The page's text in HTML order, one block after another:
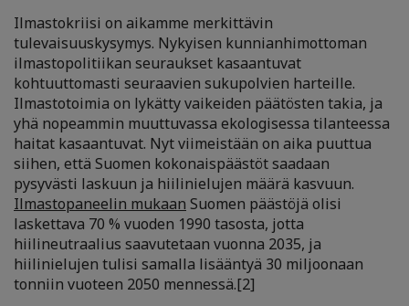
Ilmastokriisi on aikamme merkittävin
tulevaisuuskysymys. Nykyisen kunnianhimottoman
ilmastopolitiikan seuraukset kasaantuvat
kohtuuttomasti seuraavien sukupolvien harteille.
Ilmastotoimia on lykätty vaikeiden päätösten takia, ja
yhä nopeammin muuttuvassa ekologisessa tilanteessa
haitat kasaantuvat. Nyt viimeistään on aika puuttua
siihen, että Suomen kokonaispäästöt saadaan
pysyvästi laskuun ja hiilinielujen määrä kasvuun.
Ilmastopaneelin mukaan Suomen päästöjä olisi
laskettava 70 % vuoden 1990 tasosta, jotta
hiilineutraalius saavutetaan vuonna 2035, ja
hiilinielujen tulisi samalla lisääntyä 30 miljoonaan
tonniin vuoteen 2050 mennessä.[2]